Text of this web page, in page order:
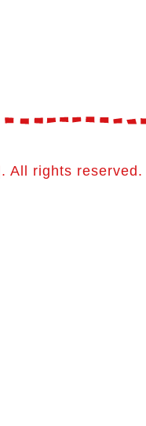
. All rights reserved.